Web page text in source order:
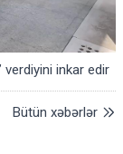
verdiyini inkar edir
Bütün xəbərlər